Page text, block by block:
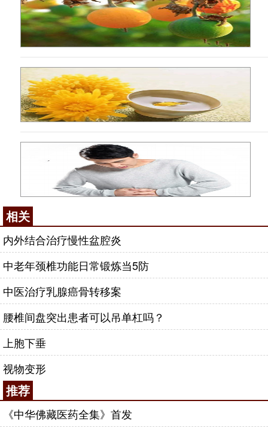
相关
内外结合治疗慢性盆腔炎
中老年颈椎功能日常锻炼当5防
中医治疗乳腺癌骨转移案
腰椎间盘突出患者可以吊单杠吗？
上胞下垂
视物变形
推荐
《中华佛藏医药全集》首发